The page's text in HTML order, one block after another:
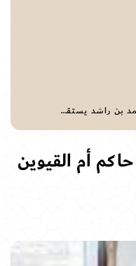
محمد بن راشد يستقبل حاكم أم القيوين وولي عهد عجمان
أم القيوين